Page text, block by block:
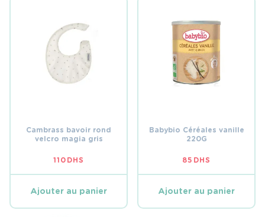
Cambrass bavoir rond
velcro magia gris
110 DHS
Ajouter au panier
Babybio Céréales vanille
220G
85 DHS
Ajouter au panier